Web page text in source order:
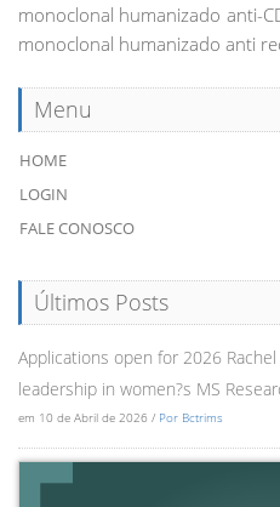
monoclonal humanizado anti-
monoclonal humanizado anti
Menu
HOME
LOGIN
FALE CONOSCO
Últimos Posts
Applications open for 2026
leadership in women?s MS
em 10 de Abril de 2026 / Por Bctrims